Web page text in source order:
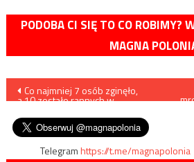
PODOBA CI SIĘ TO CO ROBIMY?
MAGNA
Nawigacja
wpisu
Co najmniej 7 osób zginęło,
a 10 zostało rannych w
Telegramhttps://t.me/magnapolonia